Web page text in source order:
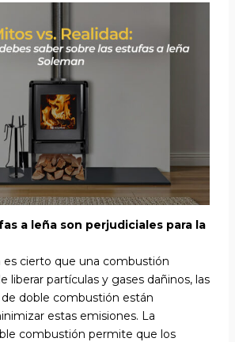
a leña son perjudiciales para la
es cierto que una combustión
liberar partículas y gases dañinos, las
doble combustión están
estas emisiones. La
combustión permite que los